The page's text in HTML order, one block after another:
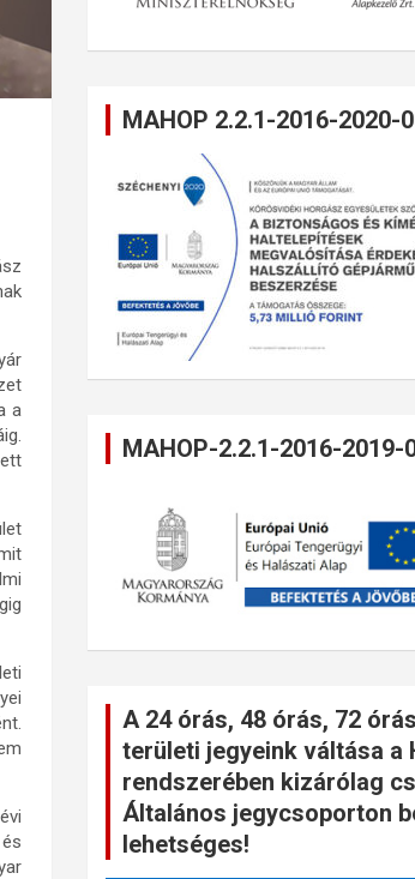
a
MAHOP 2.2.1-2016-2020-
MAHOP-2.2.1-2016-2019-
A 24 órás, 48 órás, 72
területi jegyeink váltása a
rendszerében kizárólag
Általános jegycsoporton
lehetséges!